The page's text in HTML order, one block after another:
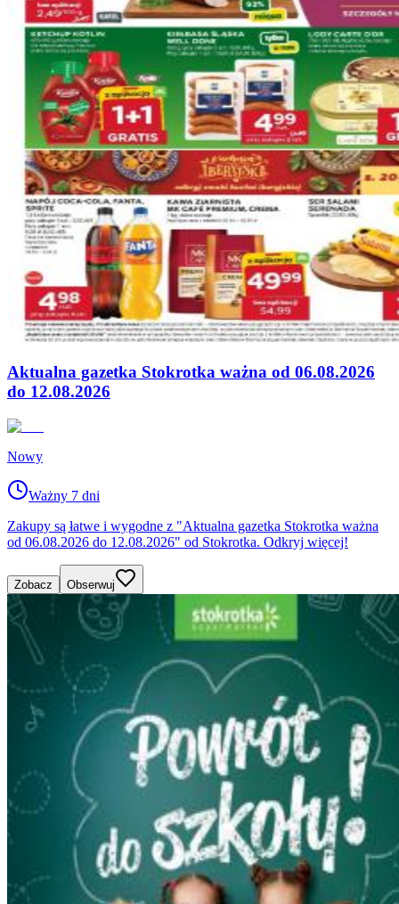
Aktualna gazetka Stokrotka ważna od 06.08.2026
do 12.08.2026
Nowy
Ważny 7 dni
Zakupy są łatwe i wygodne z "Aktualna gazetka Stokrotka ważna
od 06.08.2026 do 12.08.2026" od Stokrotka. Odkryj więcej!
Zobacz Obserwuj